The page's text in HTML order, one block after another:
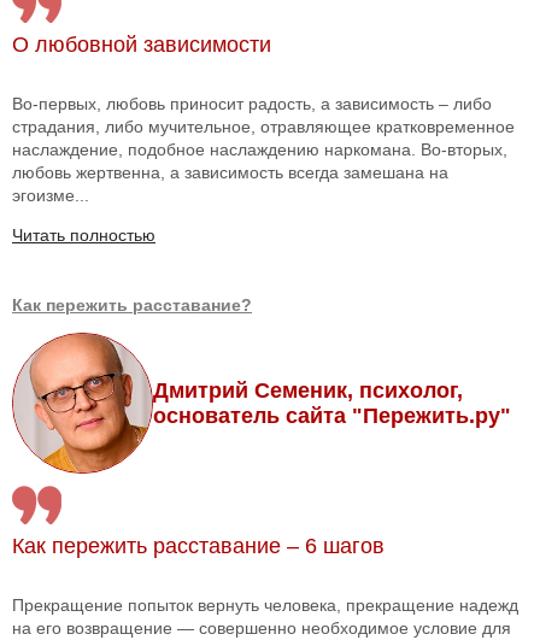
О любовной зависимости
Во-первых, любовь приносит радость, а зависимость – либо
страдания, либо мучительное, отравляющее кратковременное
наслаждение, подобное наслаждению наркомана. Во-вторых,
любовь жертвенна, а зависимость всегда замешана на
эгоизме...
Читать полностью
Как пережить расставание?
Дмитрий Семеник, психолог,
основатель сайта "Пережить.ру"
Как пережить расставание – 6 шагов
Прекращение попыток вернуть человека, прекращение надежд
на его возвращение — совершенно необходимое условие для